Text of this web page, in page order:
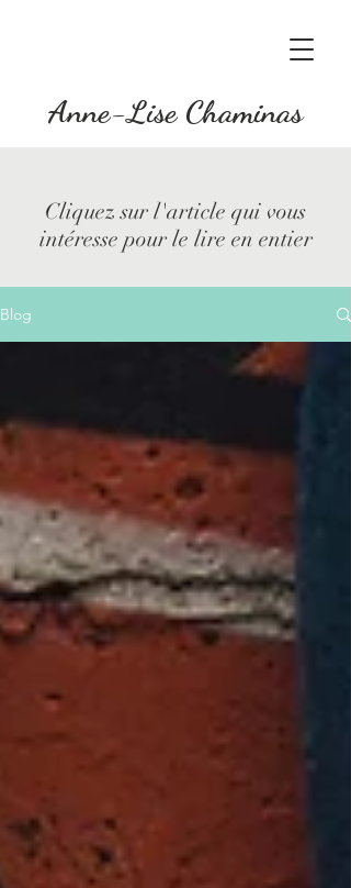
Anne-Lise Chaminas
Cliquez sur l'article qui vous
intéresse pour le lire en entier
Blog